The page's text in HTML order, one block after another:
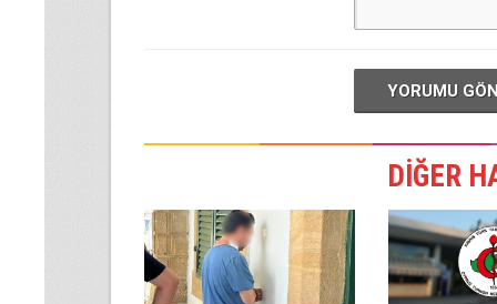
YORUMU
DİĞER